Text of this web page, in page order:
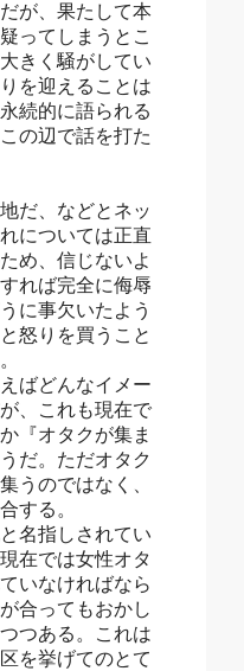
が、果たして本
ってしまうとこ
きく騒がしてい
を迎えることは
続的に語られる
の辺で話を打た
だ、などとネッ
については正直
め、信じないよ
れば完全に侮辱
に事欠いたよう
怒りを買うこと
ばどんなイメー
、これも現在で
『オタクが集ま
だ。ただオタク
うのではなく、
する。
名指しされてい
在では女性オタ
いなければなら
合ってもおかし
つある。これは
を挙げてのとて